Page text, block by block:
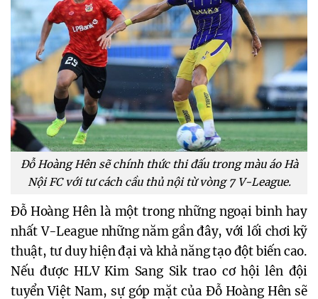
Đỗ Hoàng Hên sẽ chính thức thi đấu trong màu áo Hà
Nội FC với tư cách cầu thủ nội từ vòng 7 V-League.
Đỗ Hoàng Hên là một trong những ngoại binh hay
nhất V-League những năm gần đây, với lối chơi kỹ
thuật, tư duy hiện đại và khả năng tạo đột biến cao.
Nếu được HLV Kim Sang Sik trao cơ hội lên đội
tuyển Việt Nam, sự góp mặt của Đỗ Hoàng Hên sẽ